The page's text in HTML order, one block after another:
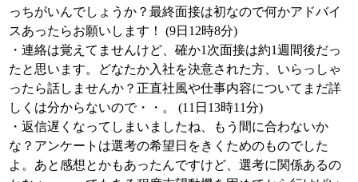
っちがいんでしょうか？最終面接は初なので何かアドバイ
スあったらお願いします！ (9日12時8分)
・連絡は覚えてませんけど、確か1次面接は約1週間後だっ
たと思います。どなたか入社を決意された方、いらっしゃ
ったら話しませんか？正直社風や仕事内容についてまだ詳
しくは分からないので・・。 (11日13時11分)
・返信遅くなってしまいましたね、もう間に合わないか
な？アンケートは選考の希望日をきくためのものでした
よ。あと感想とかもあったんですけど、選考に関係あるの